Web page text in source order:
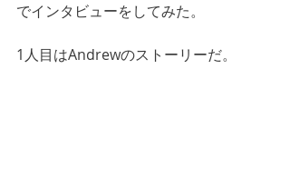
でインタビューをしてみた。
1人目はAndrewのストーリーだ。